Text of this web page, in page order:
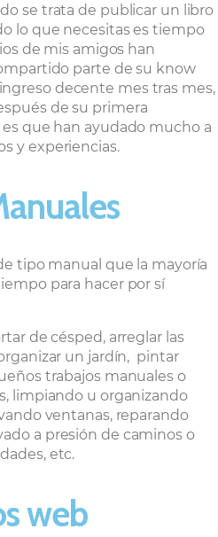
se trata de publicar un libro
lo que necesitas es tiempo
de mis amigos han
parte de su know
decente mes tras mes,
de su primera
que han ayudado mucho a
y experiencias.
tipo manual que la mayoría
para hacer por sí
de césped, arreglar las
un jardín, pintar
trabajos manuales o
limpiando u organizando
ventanas, reparando
a presión de caminos o
etc.
web